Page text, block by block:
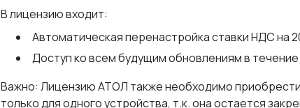
В лицензию входит:
Автоматическая перенастройка ставки НДС на
Доступ ко всем будущим обновлениям в
Важно: Лицензию АТОЛ также необходимо приобрести
только для одного устройства, т.к. она остается